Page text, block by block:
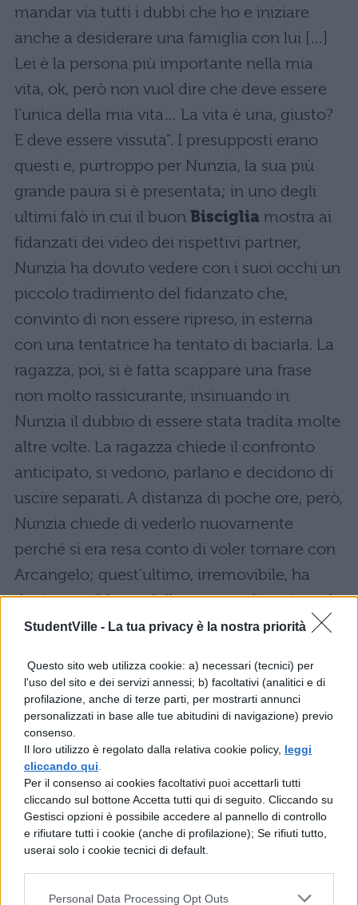
StudentVille - La tua privacy è la nostra priorità
Questo sito web utilizza cookie: a) necessari (tecnici) per
l'uso del sito e dei servizi annessi; b) facoltativi (analitici e di
profilazione, anche di terze parti, per mostrarti annunci
personalizzati in base alle tue abitudini di navigazione) previo
consenso.
Il loro utilizzo è regolato dalla relativa cookie policy, leggi
cliccando qui
Per il consenso ai cookies facoltativi puoi accettarli tutti
cliccando sul bottone Accetta tutti qui di seguito. Cliccando su
Gestisci opzioni è possibile accedere al pannello di controllo
e rifiutare tutti i cookie (anche di profilazione); Se rifiuti tutto,
userai solo i cookie tecnici di default.
Personal Data Processing Opt Outs
mandar via tutti i dubbi che ho e iniziare
anche a desiderare una famiglia con lui […]
Lei è la persona più importante nella mia
vita, ok, però non vuol dire che deve essere
l’unica della mia vita… La vita è una, giusto?
E deve essere vissuta”. I presupposti erano
questi e, purtroppo per Nunzia, la sua più
grande paura si è presentata; in uno degli
ultimi falò in cui il buon Bisciglia mostra ai
fidanzati dei video dei rispettivi partner,
Nunzia ha dovuto vedere con i suoi occhi un
piccolo tradimento del fidanzato che,
convinto di non essere ripreso, in esterna
con una tentatrice ha tentato di baciarla. La
ragazza, poi, si è fatta scappare una frase
non molto rassicurante, insinuando in
Nunzia il dubbio di essere stata tradita molte
altre volte. La ragazza chiede il confronto
anticipato, si vedono, parlano e decidono di
uscire separati. A distanza di poche ore, però,
Nunzia chiede di vederlo nuovamente
perché si era resa conto di voler tornare con
Arcangelo; quest’ultimo, irremovibile, ha
deciso per il bene della ragazza di uscire solo
dal programma, sostenendo di allontanarsi
chiedendo se sono tornati insieme, andiamo
a scoprirlo.
Nunzia e Arcangelo: sono
tornati insieme?
Tornati a casa i ragazzi hanno rilasciato
diverse interviste. Nunzia ha detto di essere